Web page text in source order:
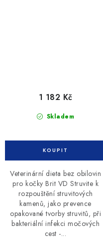
Skladem
1 182 Kč
Veterinární dieta bez obilovin
pro kočky Brit VD Struvite k
rozpouštění struvitových
kamenů, jako prevence
opakované tvorby struvitů, při
bakteriální infekci močových
cest -...